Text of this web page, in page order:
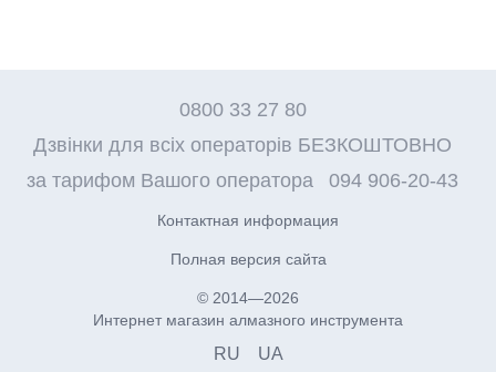
0800 33 27 80
Дзвінки для всіх операторів БЕЗКОШТОВНО
за тарифом Вашого оператора
094 906-20-43
Контактная информация
Полная версия сайта
© 2014—2026
Интернет магазин алмазного инструмента
RU UA